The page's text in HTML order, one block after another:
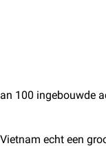
100 ingebouwde
echt een